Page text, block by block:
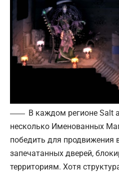
В каждом регионе Salt
несколько Именованных
победить для продвижения
запечатанных дверей,
территориям. Хотя